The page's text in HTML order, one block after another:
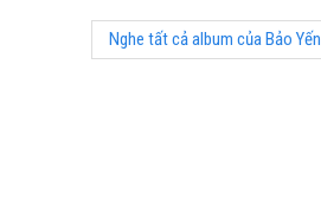
Nghe tất cả album của Bảo Yến